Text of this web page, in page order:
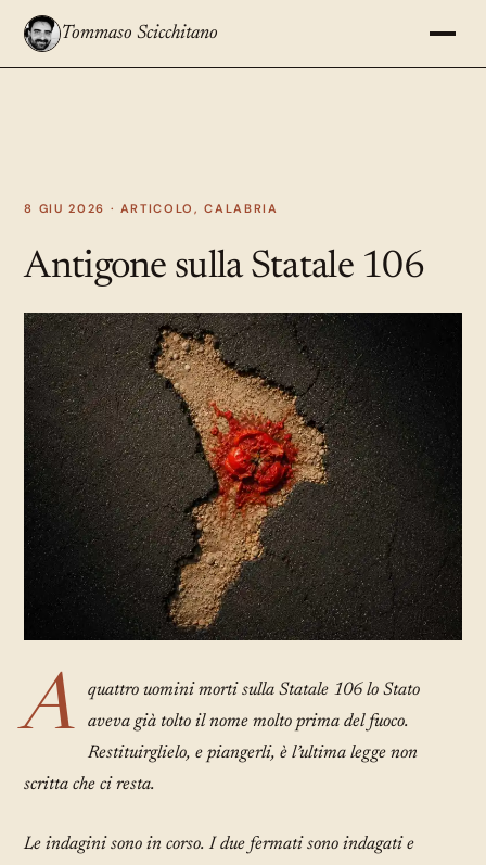
Tommaso Scicchitano
8 GIU 2026 · ARTICOLO,CALABRIA
Antigone sulla Statale 106
A
quattro uomini morti sulla Statale 106 lo Stato
aveva già tolto il nome molto prima del fuoco.
Restituirglielo, e piangerli, è l’ultima legge non
scritta che ci resta.
Le indagini sono in corso. I due fermati sono indagati e